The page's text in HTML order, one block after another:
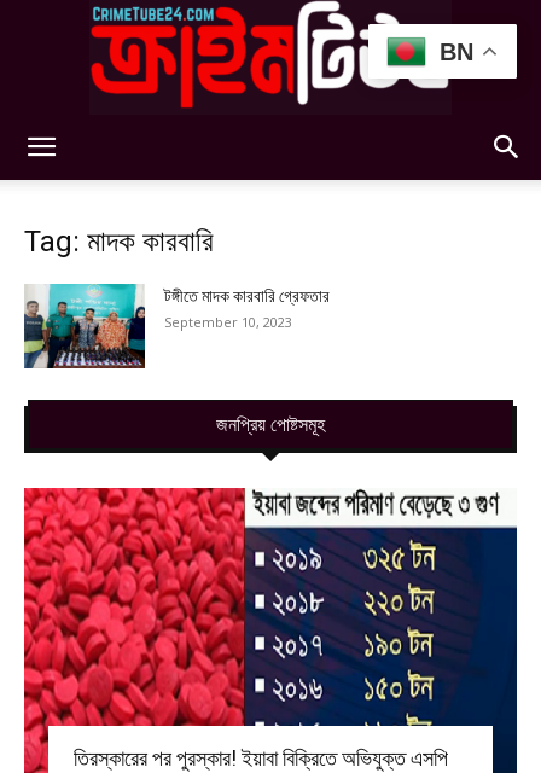
Tag: মাদক কারবারি
টঙ্গীতে মাদক কারবারি গ্রেফতার
September 10, 2023
জনপ্রিয় পোষ্টসমূহ
তিরস্কারের পর পুরস্কার! ইয়াবা বিক্রিতে অভিযুক্ত এসপি
BN